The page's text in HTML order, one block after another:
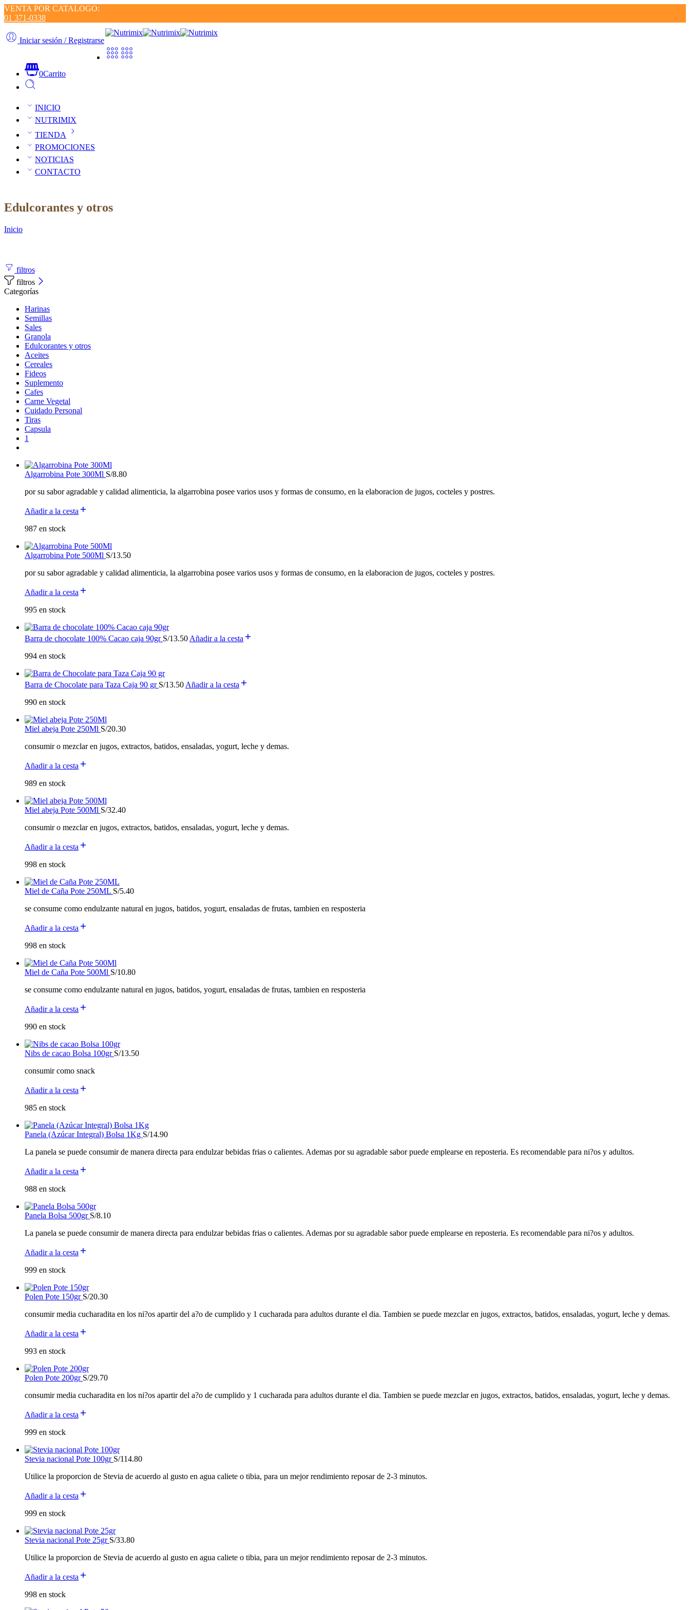
VENTA POR CATALOGO:
01 371-0338
Iniciar sesión / Registrarse
0Carrito
INICIO
NUTRIMIX
TIENDA
PROMOCIONES
NOTICIAS
CONTACTO
Edulcorantes y otros
Inicio
filtros
filtros
Categorías
Harinas
Semillas
Sales
Granola
Edulcorantes y otros
Aceites
Cereales
Fideos
Suplemento
Cafes
Carne Vegetal
Cuidado Personal
Tiras
Capsula
1
Algarrobina Pote 300Ml S/8.80
por su sabor agradable y calidad alimenticia, la algarrobina posee varios usos y formas de consumo, en la elaboracion de jugos, cocteles y postres.
Añadir a la cesta
987 en stock
Algarrobina Pote 500Ml S/13.50
por su sabor agradable y calidad alimenticia, la algarrobina posee varios usos y formas de consumo, en la elaboracion de jugos, cocteles y postres.
Añadir a la cesta
995 en stock
Barra de chocolate 100% Cacao caja 90gr S/13.50 Añadir a la cesta
994 en stock
Barra de Chocolate para Taza Caja 90 gr S/13.50 Añadir a la cesta
990 en stock
Miel abeja Pote 250Ml S/20.30
consumir o mezclar en jugos, extractos, batidos, ensaladas, yogurt, leche y demas.
Añadir a la cesta
989 en stock
Miel abeja Pote 500Ml S/32.40
consumir o mezclar en jugos, extractos, batidos, ensaladas, yogurt, leche y demas.
Añadir a la cesta
998 en stock
Miel de Caña Pote 250ML S/5.40
se consume como endulzante natural en jugos, batidos, yogurt, ensaladas de frutas, tambien en resposteria
Añadir a la cesta
998 en stock
Miel de Caña Pote 500Ml S/10.80
se consume como endulzante natural en jugos, batidos, yogurt, ensaladas de frutas, tambien en resposteria
Añadir a la cesta
990 en stock
Nibs de cacao Bolsa 100gr S/13.50
consumir como snack
Añadir a la cesta
985 en stock
Panela (Azúcar Integral) Bolsa 1Kg S/14.90
La panela se puede consumir de manera directa para endulzar bebidas frias o calientes. Ademas por su agradable sabor puede emplearse en reposteria. Es recomendable para ni?os y adultos.
Añadir a la cesta
988 en stock
Panela Bolsa 500gr S/8.10
La panela se puede consumir de manera directa para endulzar bebidas frias o calientes. Ademas por su agradable sabor puede emplearse en reposteria. Es recomendable para ni?os y adultos.
Añadir a la cesta
999 en stock
Polen Pote 150gr S/20.30
consumir media cucharadita en los ni?os apartir del a?o de cumplido y 1 cucharada para adultos durante el dia. Tambien se puede mezclar en jugos, extractos, batidos, ensaladas, yogurt, leche y demas.
Añadir a la cesta
993 en stock
Polen Pote 200gr S/29.70
consumir media cucharadita en los ni?os apartir del a?o de cumplido y 1 cucharada para adultos durante el dia. Tambien se puede mezclar en jugos, extractos, batidos, ensaladas, yogurt, leche y demas.
Añadir a la cesta
999 en stock
Stevia nacional Pote 100gr S/114.80
Utilice la proporcion de Stevia de acuerdo al gusto en agua caliete o tibia, para un mejor rendimiento reposar de 2-3 minutos.
Añadir a la cesta
999 en stock
Stevia nacional Pote 25gr S/33.80
Utilice la proporcion de Stevia de acuerdo al gusto en agua caliete o tibia, para un mejor rendimiento reposar de 2-3 minutos.
Añadir a la cesta
998 en stock